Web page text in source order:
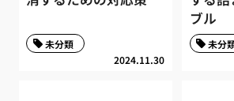
2024.11.30
未分類
ブル
未分